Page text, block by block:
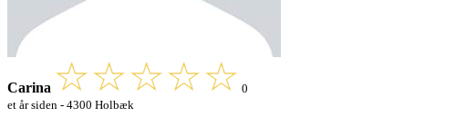
Carina
0
et år siden - 4300 Holbæk